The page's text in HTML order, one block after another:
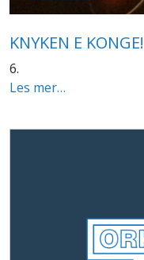
KNYKEN E KONGE!
6.
Les mer…